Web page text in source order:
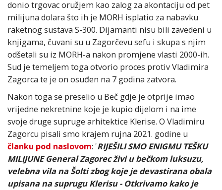
donio trgovac oružjem kao zalog za akontaciju od pet
milijuna dolara što ih je MORH isplatio za nabavku
raketnog sustava S-300. Dijamanti nisu bili zavedeni u
knjigama, čuvani su u Zagorčevu sefu i skupa s njim
odšetali su iz MORH-a nakon promjene vlasti 2000-ih.
Sud je temeljem toga otvorio proces protiv Vladimira
Zagorca te je on osuđen na 7 godina zatvora.
Nakon toga se preselio u Beč gdje je otprije imao
vrijedne nekretnine koje je kupio dijelom i na ime
svoje druge supruge arhitektice Klerise. O Vladimiru
Zagorcu pisali smo krajem rujna 2021. godine u
članku pod naslovom: 'RIJEŠILI SMO ENIGMU TEŠKU
MILIJUNE General Zagorec živi u bečkom luksuzu,
velebna vila na Šolti zbog koje je devastirana obala
upisana na suprugu Klerisu - Otkrivamo kako je